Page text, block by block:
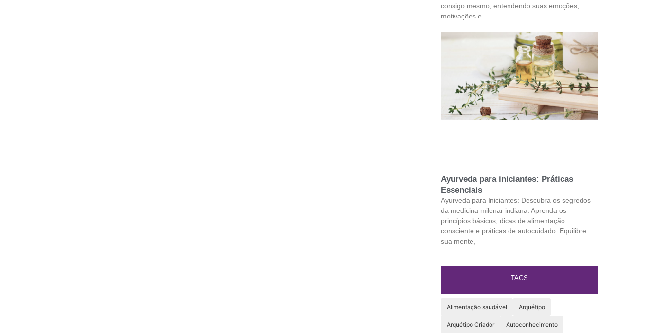
consigo mesmo, entendendo suas emoções,
motivações e
Ayurveda para iniciantes: Práticas
Essenciais
Ayurveda para Iniciantes: Descubra os segredos
da medicina milenar indiana. Aprenda os
princípios básicos, dicas de alimentação
consciente e práticas de autocuidado. Equilibre
sua mente,
TAGS
Alimentação saudável Arquétipo
Arquétipo Criador Autoconhecimento